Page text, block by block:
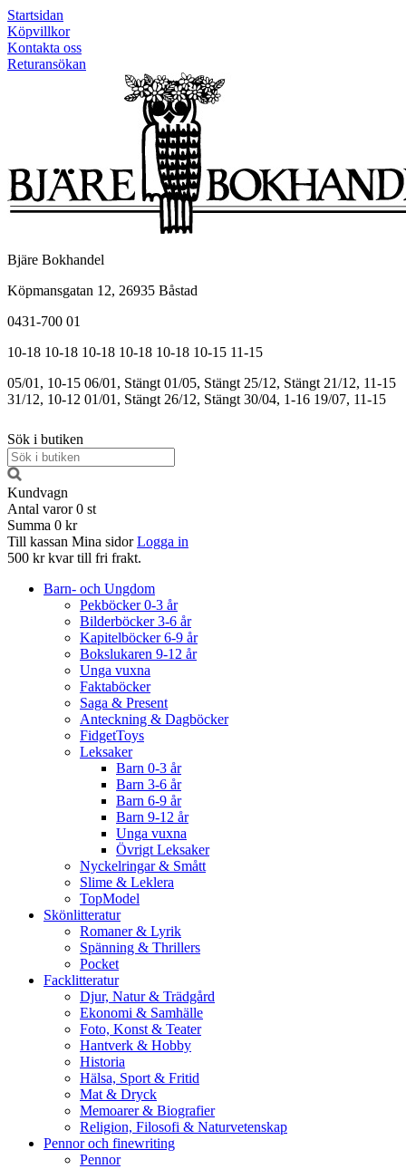
Startsidan
Köpvillkor
Kontakta oss
Returansökan
Bjäre Bokhandel
Köpmansgatan 12, 26935 Båstad
0431-700 01
10-18 10-18 10-18 10-18 10-18 10-15 11-15
05/01, 10-15 06/01, Stängt 01/05, Stängt 25/12, Stängt 21/12, 11-15
31/12, 10-12 01/01, Stängt 26/12, Stängt 30/04, 1-16 19/07, 11-15
Sök i butiken
Kundvagn
Antal varor 0 st
Summa 0 kr
Till kassan Mina sidor Logga in
500 kr kvar till fri frakt.
Barn- och Ungdom
Pekböcker 0-3 år
Bilderböcker 3-6 år
Kapitelböcker 6-9 år
Bokslukaren 9-12 år
Unga vuxna
Faktaböcker
Saga & Present
Anteckning & Dagböcker
FidgetToys
Leksaker
Barn 0-3 år
Barn 3-6 år
Barn 6-9 år
Barn 9-12 år
Unga vuxna
Övrigt Leksaker
Nyckelringar & Smått
Slime & Leklera
TopModel
Skönlitteratur
Romaner & Lyrik
Spänning & Thrillers
Pocket
Facklitteratur
Djur, Natur & Trädgård
Ekonomi & Samhälle
Foto, Konst & Teater
Hantverk & Hobby
Historia
Hälsa, Sport & Fritid
Mat & Dryck
Memoarer & Biografier
Religion, Filosofi & Naturvetenskap
Pennor och finewriting
Pennor